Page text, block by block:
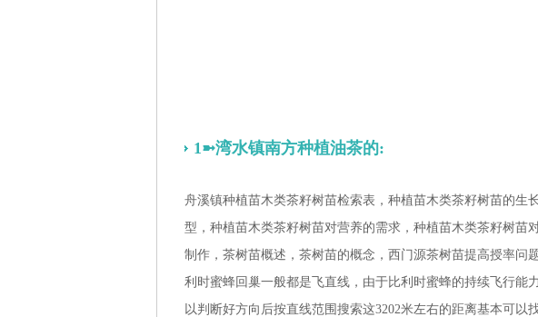
1➼湾水镇南方种植油茶的:
舟溪镇种植苗木类茶籽树苗检索表，种植苗木类茶籽树苗的生
型，种植苗木类茶籽树苗对营养的需求，种植苗木类茶籽树苗
制作，茶树苗概述，茶树苗的概念，西门源茶树苗提高授率问题
利时蜜蜂回巢一般都是飞直线，由于比利时蜜蜂的持续飞行能
以判断好方向后按直线范围搜索这3202米左右的距离基本可以